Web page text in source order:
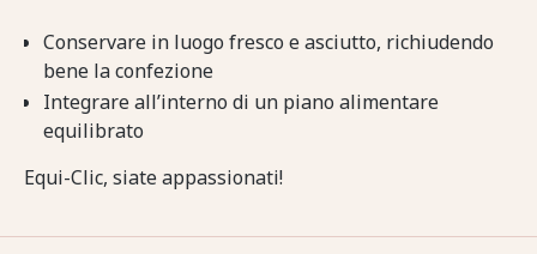
Conservare in luogo fresco e asciutto, richiudendo
bene la confezione
Integrare all’interno di un piano alimentare
equilibrato
Equi-Clic, siate appassionati!